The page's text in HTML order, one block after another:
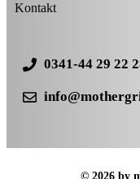
Kontakt
0341-44 29 22
© 2026 by